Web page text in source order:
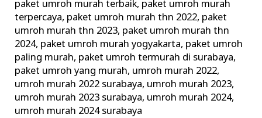
paket umroh murah terbaik, paket umroh murah
terpercaya, paket umroh murah thn 2022, paket
umroh murah thn 2023, paket umroh murah thn
2024, paket umroh murah yogyakarta, paket umroh
paling murah, paket umroh termurah di surabaya,
paket umroh yang murah, umroh murah 2022,
umroh murah 2022 surabaya, umroh murah 2023,
umroh murah 2023 surabaya, umroh murah 2024,
umroh murah 2024 surabaya